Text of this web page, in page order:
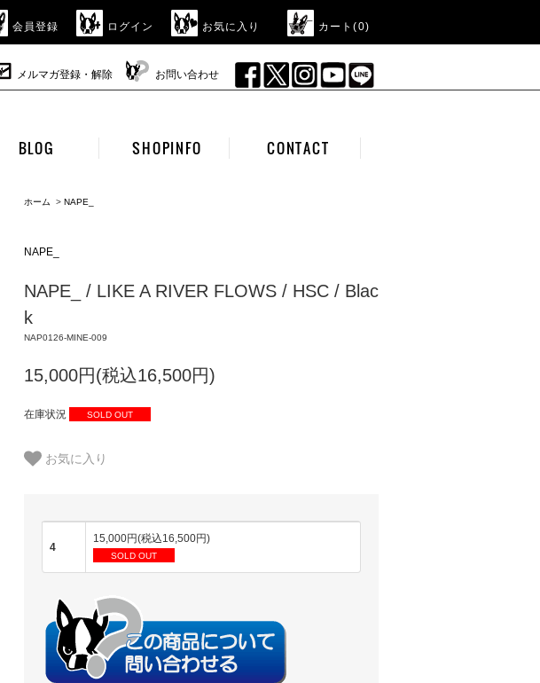
会員登録 ログイン お気に入り カート(0)
メルマガ登録・解除 お問い合わせ
BLOG SHOPINFO CONTACT
ホーム > NAPE_
NAPE_
NAPE_ / LIKE A RIVER FLOWS / HSC / Blac
k
NAP0126-MINE-009
15,000円(税込16,500円)
在庫状況 SOLD OUT
お気に入り
4
15,000円(税込16,500円)
SOLD OUT